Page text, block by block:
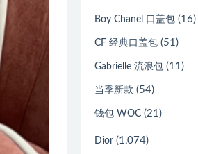
Boy Chanel 口盖包 (16)
CF 经典口盖包 (51)
Gabrielle 流浪包 (11)
当季新款 (54)
钱包 WOC (21)
Dior (1,074)